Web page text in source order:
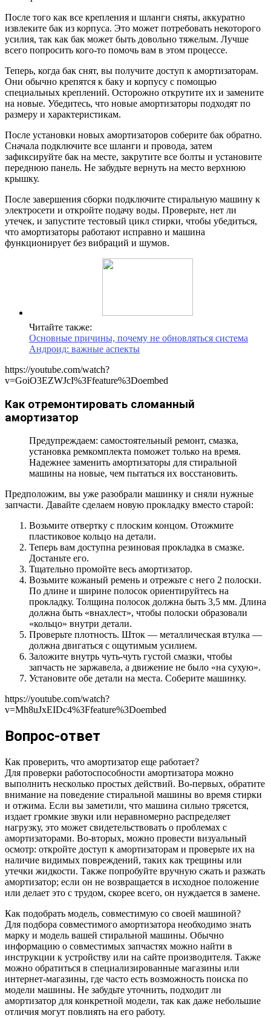
После того как все крепления и шланги сняты, аккуратно
извлеките бак из корпуса. Это может потребовать некоторого
усилия, так как бак может быть довольно тяжелым. Лучше
всего попросить кого-то помочь вам в этом процессе.
Теперь, когда бак снят, вы получите доступ к амортизаторам.
Они обычно крепятся к баку и корпусу с помощью
специальных креплений. Осторожно открутите их и замените
на новые. Убедитесь, что новые амортизаторы подходят по
размеру и характеристикам.
После установки новых амортизаторов соберите бак обратно.
Сначала подключите все шланги и провода, затем
зафиксируйте бак на месте, закрутите все болты и установите
переднюю панель. Не забудьте вернуть на место верхнюю
крышку.
После завершения сборки подключите стиральную машину к
электросети и откройте подачу воды. Проверьте, нет ли
утечек, и запустите тестовый цикл стирки, чтобы убедиться,
что амортизаторы работают исправно и машина
функционирует без вибраций и шумов.
Читайте также:
Основные причины, почему не обновляться система
Андроид: важные аспекты
https://youtube.com/watch?
v=GoiO3EZWJcI%3Ffeature%3Doembed
Как отремонтировать сломанный
амортизатор
Предупреждаем: самостоятельный ремонт, смазка,
установка ремкомплекта поможет только на время.
Надежнее заменить амортизаторы для стиральной
машины на новые, чем пытаться их восстановить.
Предположим, вы уже разобрали машинку и сняли нужные
запчасти. Давайте сделаем новую прокладку вместо старой:
Возьмите отвертку с плоским концом. Отожмите
пластиковое кольцо на детали.
Теперь вам доступна резиновая прокладка в смазке.
Достаньте его.
Тщательно промойте весь амортизатор.
Возьмите кожаный ремень и отрежьте с него 2 полоски.
По длине и ширине полосок ориентируйтесь на
прокладку. Толщина полосок должна быть 3,5 мм. Длина
должна быть «внахлест», чтобы полоски образовали
«кольцо» внутри детали.
Проверьте плотность. Шток — металлическая втулка —
должна двигаться с ощутимым усилием.
Заложите внутрь чуть-чуть густой смазки, чтобы
запчасть не заржавела, а движение не было «на сухую».
Установите обе детали на места. Соберите машинку.
https://youtube.com/watch?
v=Mh8uJxEIDc4%3Ffeature%3Doembed
Вопрос-ответ
Как проверить, что амортизатор еще работает?
Для проверки работоспособности амортизатора можно
выполнить несколько простых действий. Во-первых, обратите
внимание на поведение стиральной машины во время стирки
и отжима. Если вы заметили, что машина сильно трясется,
издает громкие звуки или неравномерно распределяет
нагрузку, это может свидетельствовать о проблемах с
амортизаторами. Во-вторых, можно провести визуальный
осмотр: откройте доступ к амортизаторам и проверьте их на
наличие видимых повреждений, таких как трещины или
утечки жидкости. Также попробуйте вручную сжать и разжать
амортизатор; если он не возвращается в исходное положение
или делает это с трудом, скорее всего, он нуждается в замене.
Как подобрать модель, совместимую со своей машиной?
Для подбора совместимого амортизатора необходимо знать
марку и модель вашей стиральной машины. Обычно
информацию о совместимых запчастях можно найти в
инструкции к устройству или на сайте производителя. Также
можно обратиться в специализированные магазины или
интернет-магазины, где часто есть возможность поиска по
модели машины. Не забудьте уточнить, подходит ли
амортизатор для конкретной модели, так как даже небольшие
отличия могут повлиять на его работу.